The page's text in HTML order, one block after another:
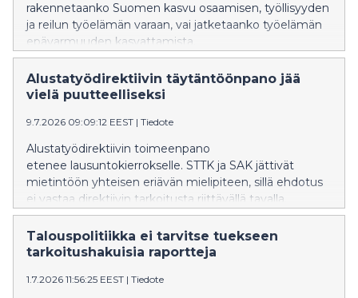
rakennetaanko Suomen kasvu osaamisen, työllisyyden
ja reilun työelämän varaan, vai jatketaanko työelämän
epävarmuuden kasvattamista.
Alustatyödirektiivin täytäntöönpano jää
vielä puutteelliseksi
9.7.2026 09:09:12 EEST | Tiedote
Alustatyödirektiivin toimeenpano
etenee lausuntokierrokselle. STTK ja SAK jättivät
mietintöön yhteisen eriävän mielipiteen, sillä ehdotus
ei vastaa direktiivin tarkoitusta riittävällä tavalla.
Talouspolitiikka ei tarvitse tuekseen
tarkoitushakuisia raportteja
1.7.2026 11:56:25 EEST | Tiedote